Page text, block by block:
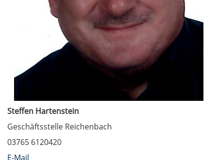
Steffen Hartenstein
Geschäftsstelle Reichenbach
03765 6120420
E-Mail